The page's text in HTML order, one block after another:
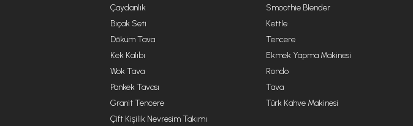
Çaydanlık
Bıçak Seti
Döküm Tava
Kek Kalıbı
Wok Tava
Pankek Tavası
Granit Tencere
Çift Kişilik Nevresim Takımı
Smoothie Blender
Kettle
Tencere
Ekmek Yapma Makinesi
Rondo
Tava
Türk Kahve Makinesi